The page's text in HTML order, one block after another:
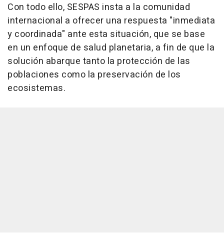
Con todo ello, SESPAS insta a la comunidad
internacional a ofrecer una respuesta "inmediata
y coordinada" ante esta situación, que se base
en un enfoque de salud planetaria, a fin de que la
solución abarque tanto la protección de las
poblaciones como la preservación de los
ecosistemas.